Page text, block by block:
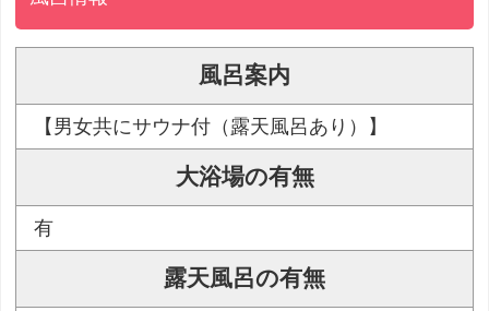
風呂案内
【男女共にサウナ付（露天風呂あり）】
大浴場の有無
有
露天風呂の有無